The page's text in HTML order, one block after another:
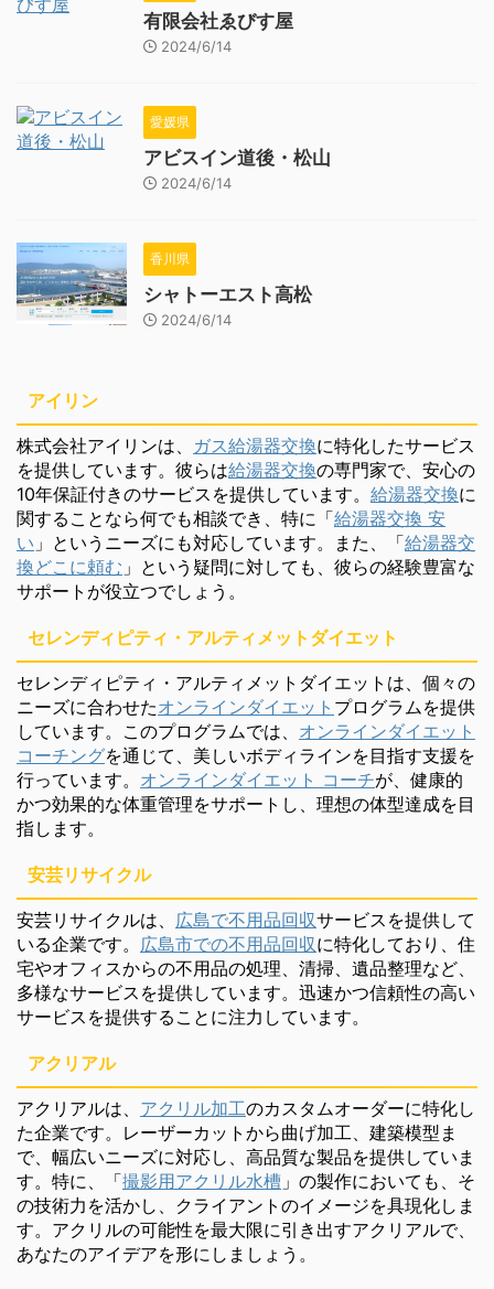
有限会社ゑびす屋
2024/6/14
愛媛県
アビスイン道後・松山
2024/6/14
香川県
シャトーエスト高松
2024/6/14
アイリン
株式会社アイリンは、 ガス給湯器交換に特化したサービス
を提供しています。彼らは給湯器交換の専門家で、安心の
10年保証付きのサービスを提供しています。 給湯器交換に
関することなら何でも相談でき、特に「給湯器交換 安
い 」というニーズにも対応しています。また、「給湯器交
換どこに頼む 」という疑問に対しても、彼らの経験豊富な
サポートが役立つでしょう。
セレンディピティ・アルティメットダイエット
セレンディピティ・アルティメットダイエットは、個々の
ニーズに合わせたオンラインダイエット プログラムを提供
しています。このプログラムでは、 オンラインダイエット
コーチングを通じて、美しいボディラインを目指す支援を
行っています。 オンラインダイエット コーチが、健康的
かつ効果的な体重管理をサポートし、理想の体型達成を目
指します。
安芸リサイクル
安芸リサイクルは、 広島で不用品回収サービスを提供して
いる企業です。 広島市での不用品回収に特化しており、住
宅やオフィスからの不用品の処理、清掃、遺品整理など、
多様なサービスを提供しています。迅速かつ信頼性の高い
サービスを提供することに注力しています。
アクリアル
アクリアルは、 アクリル加工のカスタムオーダーに特化し
た企業です。レーザーカットから曲げ加工、建築模型ま
で、幅広いニーズに対応し、高品質な製品を提供していま
す。特に、「撮影用アクリル水槽 」の製作においても、そ
の技術力を活かし、クライアントのイメージを具現化しま
す。アクリルの可能性を最大限に引き出すアクリアルで、
あなたのアイデアを形にしましょう。